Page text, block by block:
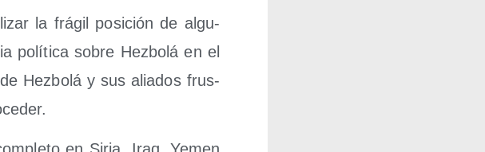
la frá­gil posi­ción de algu­
polí­ti­ca sobre Hez­bo­lá en el
Hez­bo­lá y sus alia­dos frus­